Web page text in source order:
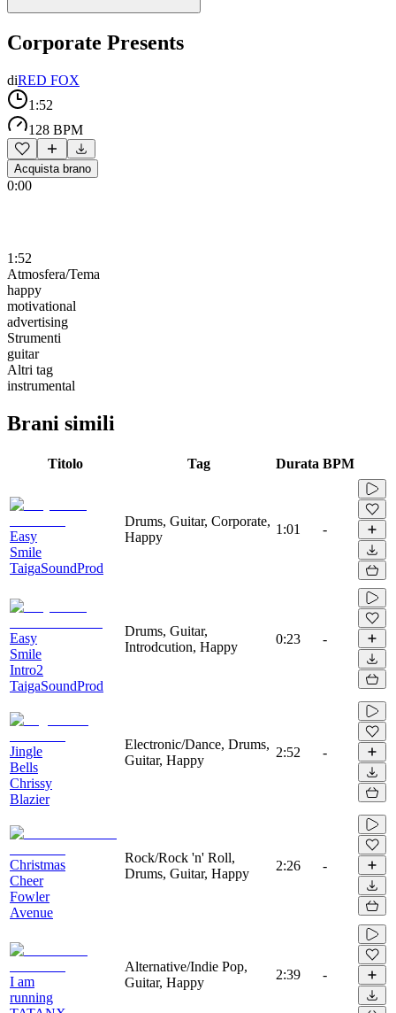
Corporate Presents
diRED FOX
1:52
128 BPM
Acquista brano
0:00
1:52
Atmosfera/Tema
happy
motivational
advertising
Strumenti
guitar
Altri tag
instrumental
Brani simili
Titolo Tag Durata BPM
Easy
Smile
TaigaSoundProd
Drums, Guitar, Corporate,
Happy
1:01 -
Easy
Smile
Intro2
TaigaSoundProd
Drums, Guitar,
Introdcution, Happy
0:23 -
Jingle
Bells
Chrissy
Blazier
Electronic/Dance, Drums,
Guitar, Happy
2:52 -
Christmas
Cheer
Fowler
Avenue
Rock/Rock 'n' Roll,
Drums, Guitar, Happy
2:26 -
I am
running
Alternative/Indie Pop,
Guitar, Happy
2:39 -